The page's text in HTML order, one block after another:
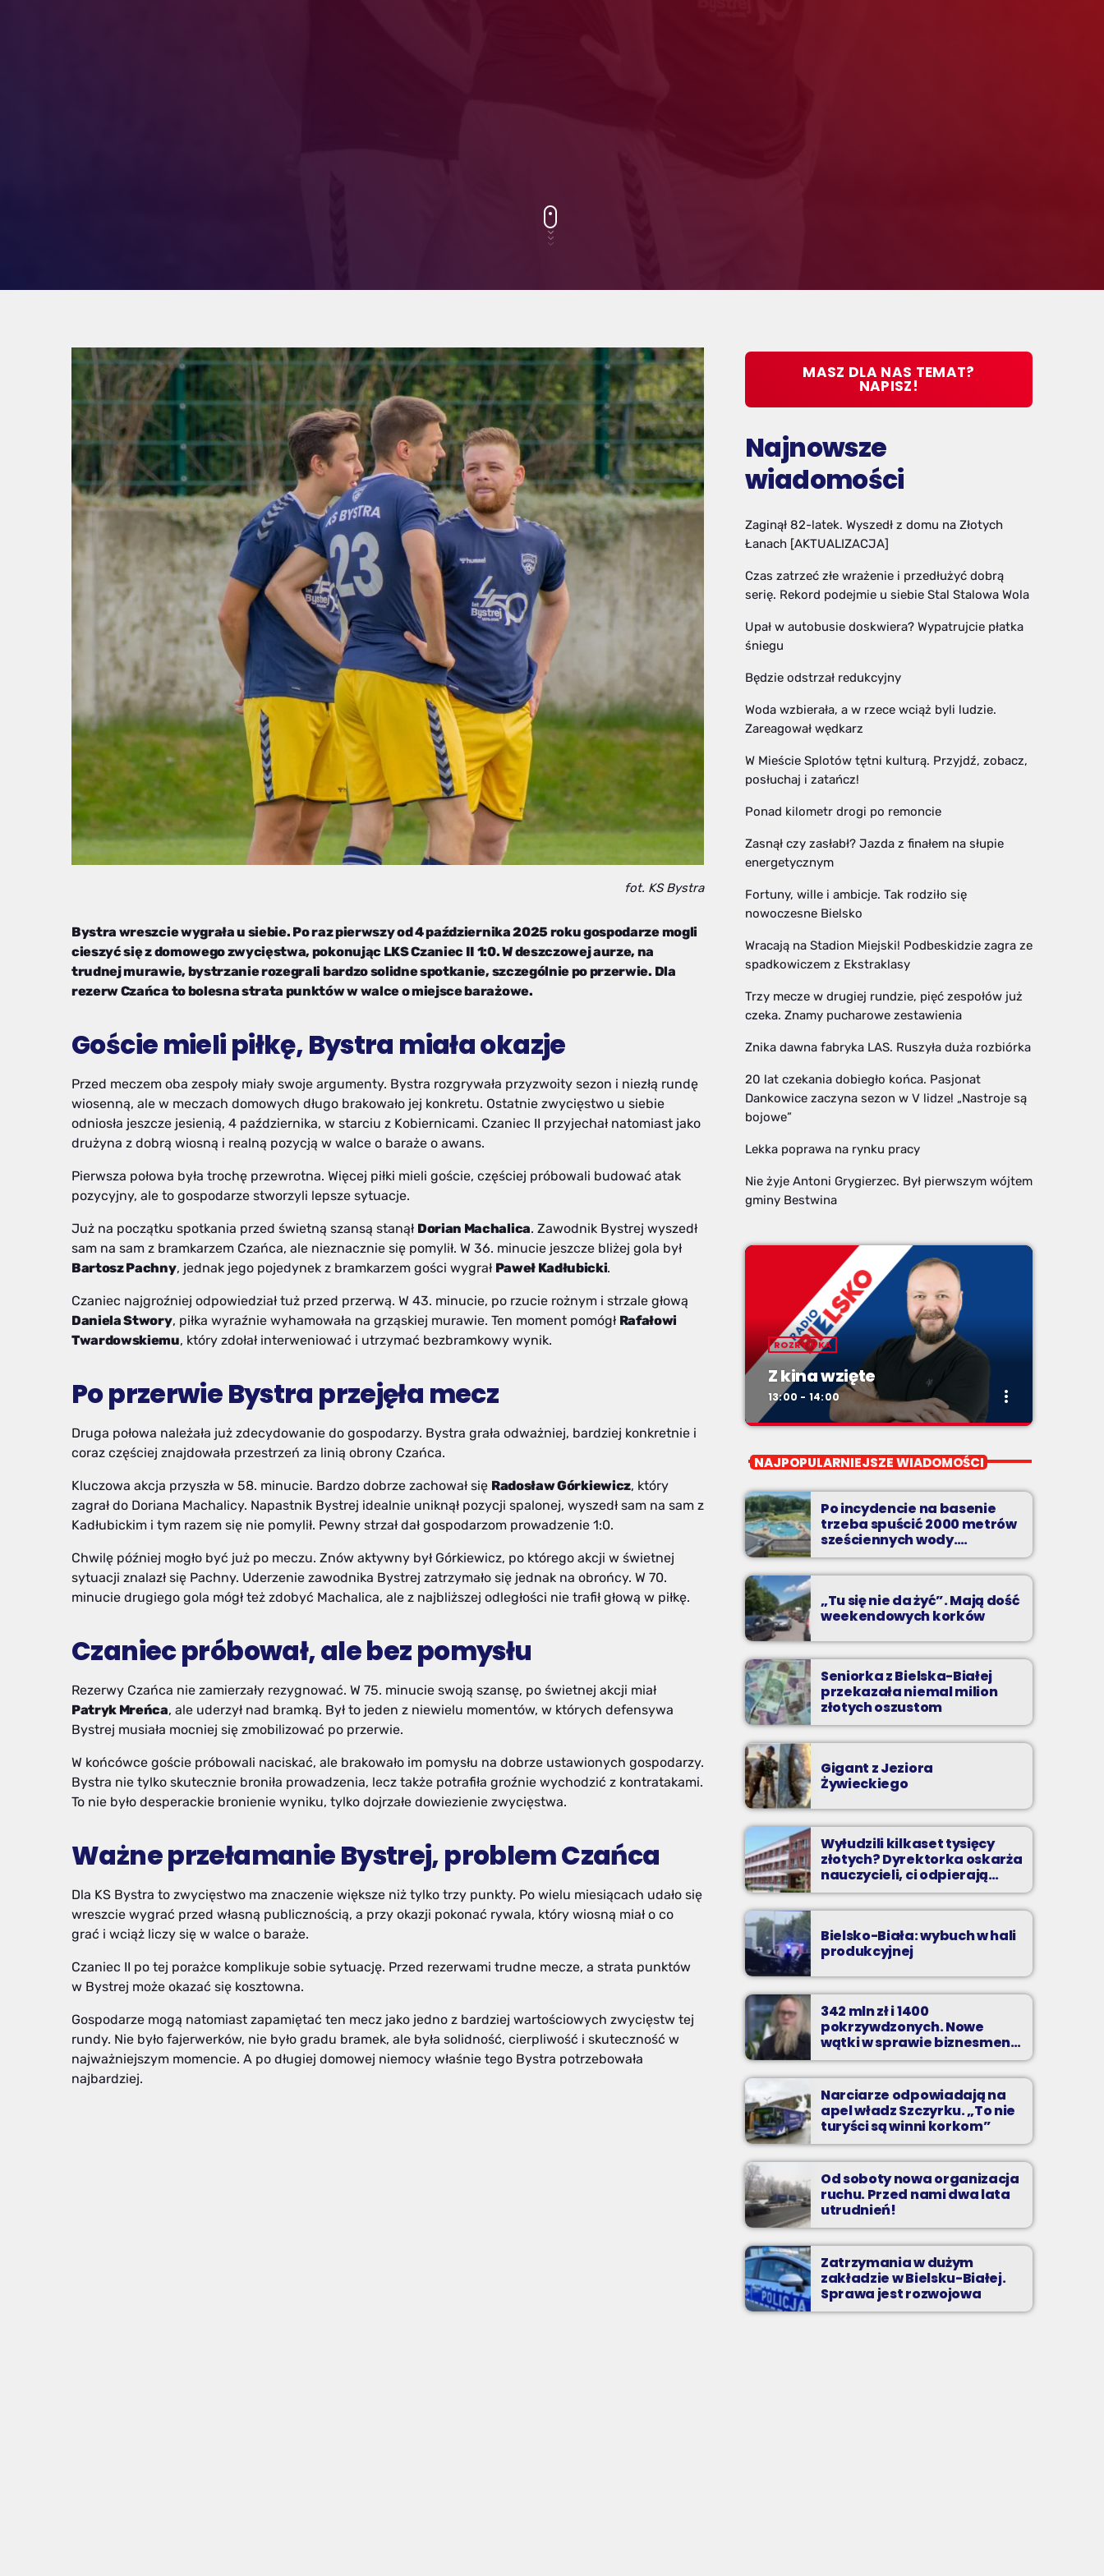
fot. KS Bystra
Bystra wreszcie wygrała u siebie. Po raz pierwszy od 4 października 2025 roku gospodarze mogli
cieszyć się z domowego zwycięstwa, pokonując LKS Czaniec II 1:0. W deszczowej aurze, na
trudnej murawie, bystrzanie rozegrali bardzo solidne spotkanie, szczególnie po przerwie. Dla
rezerw Czańca to bolesna strata punktów w walce o miejsce barażowe.
Goście mieli piłkę, Bystra miała okazje
Przed meczem oba zespoły miały swoje argumenty. Bystra rozgrywała przyzwoity sezon i niezłą rundę
wiosenną, ale w meczach domowych długo brakowało jej konkretu. Ostatnie zwycięstwo u siebie
odniosła jeszcze jesienią, 4 października, w starciu z Kobiernicami. Czaniec II przyjechał natomiast jako
drużyna z dobrą wiosną i realną pozycją w walce o baraże o awans.
Pierwsza połowa była trochę przewrotna. Więcej piłki mieli goście, częściej próbowali budować atak
pozycyjny, ale to gospodarze stworzyli lepsze sytuacje.
Już na początku spotkania przed świetną szansą stanął Dorian Machalica. Zawodnik Bystrej wyszedł
sam na sam z bramkarzem Czańca, ale nieznacznie się pomylił. W 36. minucie jeszcze bliżej gola był
Bartosz Pachny, jednak jego pojedynek z bramkarzem gości wygrał Paweł Kadłubicki.
Czaniec najgroźniej odpowiedział tuż przed przerwą. W 43. minucie, po rzucie rożnym i strzale głową
Daniela Stwory, piłka wyraźnie wyhamowała na grząskiej murawie. Ten moment pomógł Rafałowi
Twardowskiemu, który zdołał interweniować i utrzymać bezbramkowy wynik.
Po przerwie Bystra przejęła mecz
Druga połowa należała już zdecydowanie do gospodarzy. Bystra grała odważniej, bardziej konkretnie i
coraz częściej znajdowała przestrzeń za linią obrony Czańca.
Kluczowa akcja przyszła w 58. minucie. Bardzo dobrze zachował się Radosław Górkiewicz, który
zagrał do Doriana Machalicy. Napastnik Bystrej idealnie uniknął pozycji spalonej, wyszedł sam na sam z
Kadłubickim i tym razem się nie pomylił. Pewny strzał dał gospodarzom prowadzenie 1:0.
Chwilę później mogło być już po meczu. Znów aktywny był Górkiewicz, po którego akcji w świetnej
sytuacji znalazł się Pachny. Uderzenie zawodnika Bystrej zatrzymało się jednak na obrońcy. W 70.
minucie drugiego gola mógł też zdobyć Machalica, ale z najbliższej odległości nie trafił głową w piłkę.
Czaniec próbował, ale bez pomysłu
Rezerwy Czańca nie zamierzały rezygnować. W 75. minucie swoją szansę, po świetnej akcji miał
Patryk Mreńca, ale uderzył nad bramką. Był to jeden z niewielu momentów, w których defensywa
Bystrej musiała mocniej się zmobilizować po przerwie.
W końcówce goście próbowali naciskać, ale brakowało im pomysłu na dobrze ustawionych gospodarzy.
Bystra nie tylko skutecznie broniła prowadzenia, lecz także potrafiła groźnie wychodzić z kontratakami.
To nie było desperackie bronienie wyniku, tylko dojrzałe dowiezienie zwycięstwa.
Ważne przełamanie Bystrej, problem Czańca
Dla KS Bystra to zwycięstwo ma znaczenie większe niż tylko trzy punkty. Po wielu miesiącach udało się
wreszcie wygrać przed własną publicznością, a przy okazji pokonać rywala, który wiosną miał o co
grać i wciąż liczy się w walce o baraże.
Czaniec II po tej porażce komplikuje sobie sytuację. Przed rezerwami trudne mecze, a strata punktów
w Bystrej może okazać się kosztowna.
Gospodarze mogą natomiast zapamiętać ten mecz jako jedno z bardziej wartościowych zwycięstw tej
rundy. Nie było fajerwerków, nie było gradu bramek, ale była solidność, cierpliwość i skuteczność w
najważniejszym momencie. A po długiej domowej niemocy właśnie tego Bystra potrzebowała
najbardziej.
MASZ DLA NAS TEMAT?
NAPISZ!
Najnowsze
wiadomości
Zaginął 82-latek. Wyszedł z domu na Złotych
Łanach [AKTUALIZACJA]
Czas zatrzeć złe wrażenie i przedłużyć dobrą
serię. Rekord podejmie u siebie Stal Stalowa Wola
Upał w autobusie doskwiera? Wypatrujcie płatka
śniegu
Będzie odstrzał redukcyjny
Woda wzbierała, a w rzece wciąż byli ludzie.
Zareagował wędkarz
W Mieście Splotów tętni kulturą. Przyjdź, zobacz,
posłuchaj i zatańcz!
Ponad kilometr drogi po remoncie
Zasnął czy zasłabł? Jazda z finałem na słupie
energetycznym
Fortuny, wille i ambicje. Tak rodziło się
nowoczesne Bielsko
Wracają na Stadion Miejski! Podbeskidzie zagra ze
spadkowiczem z Ekstraklasy
Trzy mecze w drugiej rundzie, pięć zespołów już
czeka. Znamy pucharowe zestawienia
Znika dawna fabryka LAS. Ruszyła duża rozbiórka
20 lat czekania dobiegło końca. Pasjonat
Dankowice zaczyna sezon w V lidze! „Nastroje są
bojowe”
Lekka poprawa na rynku pracy
Nie żyje Antoni Grygierzec. Był pierwszym wójtem
gminy Bestwina
ROZRYWKA
Z kina wzięte
13:00 - 14:00 more_vert
Z kina wzięte
Z Kina Wzięte to audycja w której film
występuje roli głównej.
NAJPOPULARNIEJSZE WIADOMOŚCI
Po incydencie na basenie
trzeba spuścić 2000 metrów
sześciennych wody.
„Ogromne koszty i ogromna
praca”
„Tu się nie da żyć”. Mają dość
weekendowych korków
Seniorka z Bielska-Białej
przekazała niemal milion
złotych oszustom
Gigant z Jeziora
Żywieckiego
Wyłudzili kilkaset tysięcy
złotych? Dyrektorka oskarża
nauczycieli, ci odpierają
zarzuty
Bielsko-Biała: wybuch w hali
produkcyjnej
342 mln zł i 1400
pokrzywdzonych. Nowe
wątki w sprawie biznesmena
z Bielska-Białej
Narciarze odpowiadają na
apel władz Szczyrku. „To nie
turyści są winni korkom”
Od soboty nowa organizacja
ruchu. Przed nami dwa lata
utrudnień!
Zatrzymania w dużym
zakładzie w Bielsku-Białej.
Sprawa jest rozwojowa